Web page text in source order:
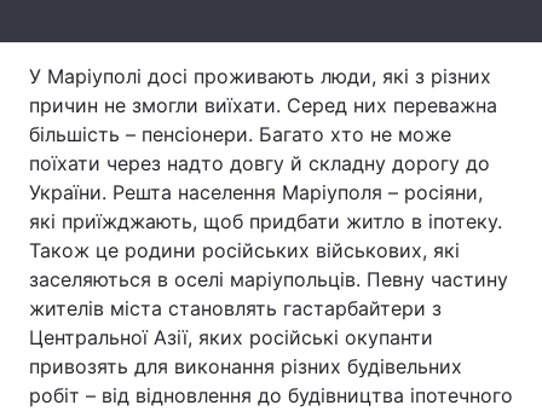
Архів Вакансії
Контакти
Послуги
У Маріуполі досі проживають люди, які з різних
причин не змогли виїхати. Серед них переважна
більшість – пенсіонери. Багато хто не може
поїхати через надто довгу й складну дорогу до
України. Решта населення Маріуполя – росіяни,
які приїжджають, щоб придбати житло в іпотеку.
Також це родини російських військових, які
заселяються в оселі маріупольців. Певну частину
жителів міста становлять гастарбайтери з
Центральної Азії, яких російські окупанти
привозять для виконання різних будівельних
робіт – від відновлення до будівництва іпотечного